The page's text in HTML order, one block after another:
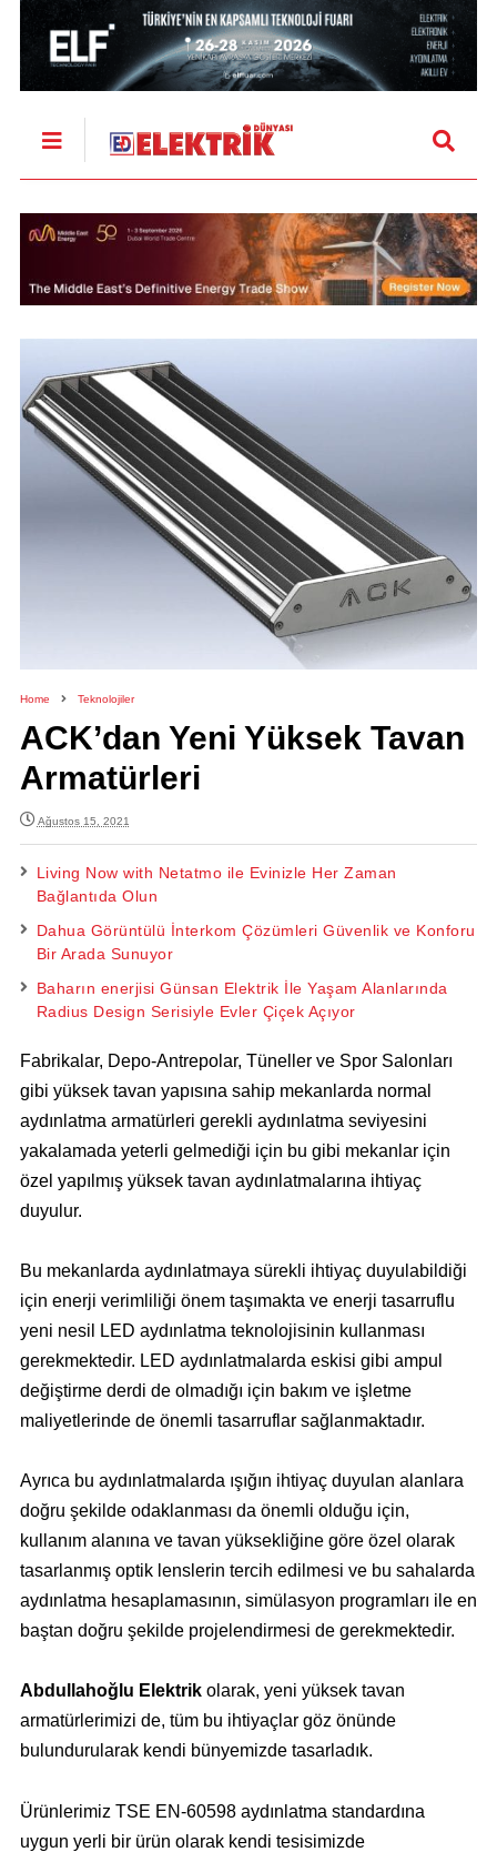
Home Teknolojiler
ACK’dan Yeni Yüksek Tavan
Armatürleri
Ağustos 15, 2021
Living Now with Netatmo ile Evinizle Her Zaman
Bağlantıda Olun
Dahua Görüntülü İnterkom Çözümleri Güvenlik ve Konforu
Bir Arada Sunuyor
Baharın enerjisi Günsan Elektrik İle Yaşam Alanlarında
Radius Design Serisiyle Evler Çiçek Açıyor
Fabrikalar, Depo-Antrepolar, Tüneller ve Spor Salonları
gibi yüksek tavan yapısına sahip mekanlarda normal
aydınlatma armatürleri gerekli aydınlatma seviyesini
yakalamada yeterli gelmediği için bu gibi mekanlar için
özel yapılmış yüksek tavan aydınlatmalarına ihtiyaç
duyulur.
Bu mekanlarda aydınlatmaya sürekli ihtiyaç duyulabildiği
için enerji verimliliği önem taşımakta ve enerji tasarruflu
yeni nesil LED aydınlatma teknolojisinin kullanması
gerekmektedir. LED aydınlatmalarda eskisi gibi ampul
değiştirme derdi de olmadığı için bakım ve işletme
maliyetlerinde de önemli tasarruflar sağlanmaktadır.
Ayrıca bu aydınlatmalarda ışığın ihtiyaç duyulan alanlara
doğru şekilde odaklanması da önemli olduğu için,
kullanım alanına ve tavan yüksekliğine göre özel olarak
tasarlanmış optik lenslerin tercih edilmesi ve bu sahalarda
aydınlatma hesaplamasının, simülasyon programları ile en
baştan doğru şekilde projelendirmesi de gerekmektedir.
Abdullahoğlu Elektrikolarak, yeni yüksek tavan
armatürlerimizi de, tüm bu ihtiyaçlar göz önünde
bulundurularak kendi bünyemizde tasarladık.
Ürünlerimiz TSE EN-60598 aydınlatma standardına
uygun yerli bir ürün olarak kendi tesisimizde